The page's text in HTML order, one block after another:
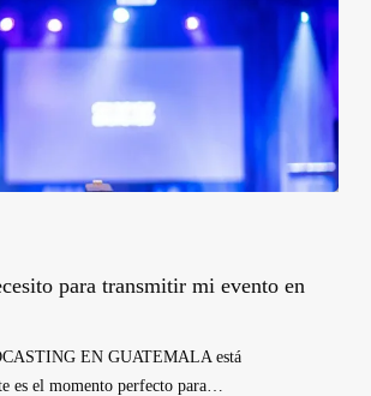
para transmitir mi evento en
EN GUATEMALA está
es el momento perfecto para…